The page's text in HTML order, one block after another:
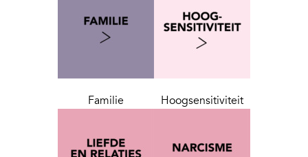
Familie Hoogsensitiviteit